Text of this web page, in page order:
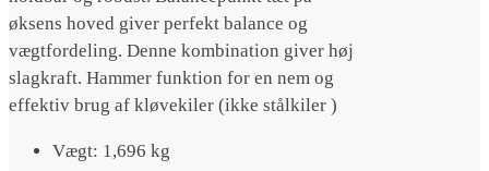
øksens hoved giver perfekt balance og
vægtfordeling. Denne kombination giver høj
slagkraft. Hammer funktion for en nem og
effektiv brug af kløvekiler (ikke stålkiler )
Vægt: 1,696 kg